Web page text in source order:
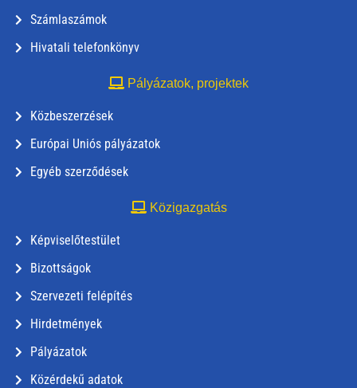
Számlaszámok
Hivatali telefonkönyv
Pályázatok, projektek
Közbeszerzések
Európai Uniós pályázatok
Egyéb szerződések
Közigazgatás
Képviselőtestület
Bizottságok
Szervezeti felépítés
Hirdetmények
Pályázatok
Közérdekű adatok